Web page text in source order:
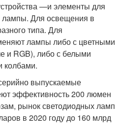
—и элементы для
Для освещения в
типа. Для
лампы либо с цветными
и RGB), либо с белыми
колбами.
выпускаемые
эффективность 200 люмен
рынок светодиодных ламп
в 2020 году до 160 млрд